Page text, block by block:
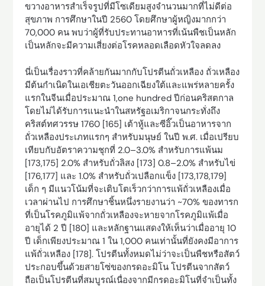
ขวางอาหารสำเร็จรูปที่มีโซเดียมสูงจำนวนมากที่ไม่ดีต่อ
สุขภาพ การศึกษาในปี 2560 โดยศึกษาผู้หญิงมากกว่า
70,000 คน พบว่าผู้ที่รับประทานอาหารที่เน้นพืชเป็นหลัก
เป็นหลักจะมีความเสี่ยงต่อโรคหลอดเลือดหัวใจลดลง
นี่เป็นเรื่องราวที่คล้ายกันมากกับโปรตีนถั่วเหลือง ถั่วเหลือง
มีต้นกำเนิดในเอเชียตะวันออกเฉียงใต้และแพร่หลายครั้ง
แรกในจีนเมื่อประมาณ 1,one hundred ปีก่อนคริสตกาล
โดยไม่ได้รับการแนะนำในสหรัฐอเมริกาจนกระทั่งถึง
คริสต์ทศวรรษ 1760 [165] เต้าหู้และซีอิ๊วเป็นอาหารจาก
ถั่วเหลืองประเภทแรกๆ สำหรับมนุษย์ ในปี พ.ศ. เมื่อเปรียบ
เทียบกับอัตราความชุกที่ 2.0–3.0% สำหรับการแพ้นม
[173,175] 2.0% สำหรับถั่วลิสง [173] 0.8–2.0% สำหรับไข่
[176,177] และ 1.0% สำหรับถั่วเปลือกแข็ง [173,178,179]
เด็ก ๆ มีแนวโน้มที่จะเติบโตเร็วกว่าการแพ้ถั่วเหลืองเมื่อ
เวลาผ่านไป การศึกษาชิ้นหนึ่งรายงานว่า ~70% ของทารก
ที่เป็นโรคภูมิแพ้จากถั่วเหลืองจะหายจากโรคภูมิแพ้เมื่อ
อายุได้ 2 ปี [180] และหลักฐานแสดงให้เห็นว่าเมื่ออายุ 10
ปี เด็กเพียงประมาณ 1 ใน 1,000 คนเท่านั้นที่ยังคงมีอาการ
แพ้ถั่วเหลือง [178]. โปรตีนทั้งหมดไม่ว่าจะเป็นพืชหรือสัตว์
ประกอบขึ้นด้วยสายโซ่ของกรดอะมิโน โปรตีนจากสัตว์
ถือเป็นโปรตีนที่สมบูรณ์เนื่องจากมีกรดอะมิโนที่จำเป็นทั้ง